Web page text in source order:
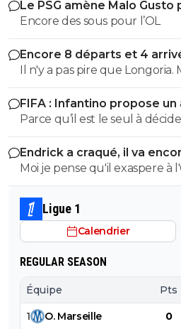
mieux.
Le PSG amène Malo
Encore des sous pour l’OL
Encore 8 départs et 4
Il n'y a pas pire que Longoria. Mdr Par contre... tu
pleurer en voyant ta petite
FIFA : Infantino propose
Maroc
Parce qu’il est le seul à
Endrick a craqué, il va
Moi je pense qu'il exaspere à
souhaite le voir revenir. Apres tres sincèrement nos
problèmes actuels ne se
bien d'autres choses a
Ligue 1
Calendrier
REGULAR SEASON
Équipe Pts
1 O. Marseille 0